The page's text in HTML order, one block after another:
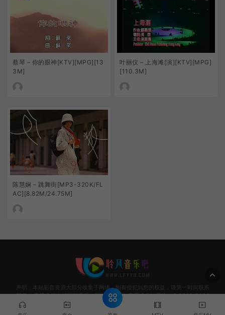
蔡琴 – 你的眼神[KTV][MPG][13
3M]
叶丽仪 – 上海滩[演][KTV][MPG]
[110.3M]
陈慧娴 – 跳舞街[MP3-320K/FL
AC][8.82M/24.75M]
声明：本站影音资源大部分收集于网络，如有侵犯到您的权益，请第一时间联系
我们。 敬请各位支持正版音乐，网站资源请勿商用或非法用途！© 2020-2026
Www.LFYY8.coM